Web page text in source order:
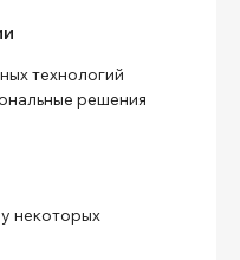
технологий
решения
некоторых